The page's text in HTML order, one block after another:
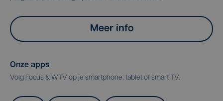
Meer info
Onze apps
Volg Focus & WTV op je smartphone, tablet of smart TV.